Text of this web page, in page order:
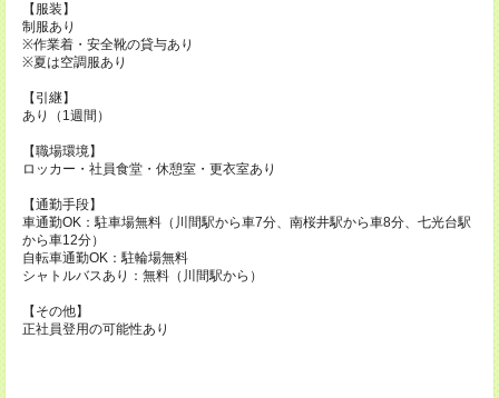
【服装】
制服あり
※作業着・安全靴の貸与あり
※夏は空調服あり
【引継】
あり（1週間）
【職場環境】
ロッカー・社員食堂・休憩室・更衣室あり
【通勤手段】
車通勤OK：駐車場無料（川間駅から車7分、南桜井駅から車8分、七光台駅
から車12分）
自転車通勤OK：駐輪場無料
シャトルバスあり：無料（川間駅から）
【その他】
正社員登用の可能性あり